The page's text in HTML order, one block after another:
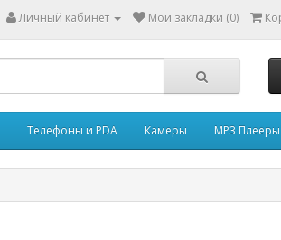
Личный кабинет Мои закладки (0)
Телефоны и PDA Камеры MP3 Плееры